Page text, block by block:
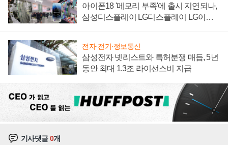
아이폰18 '메모리 부족'에 출시 지연되나,
삼성디스플레이 LG디스플레이 LG이노
전자·전기·정보통신
삼성전자 넷리스트와 특허분쟁 매듭, 5년
동안 최대 1.3조 라이선스비 지급
기사댓글0개